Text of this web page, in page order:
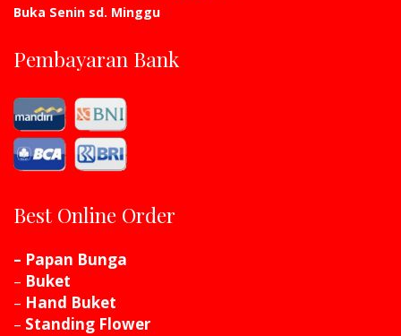
Buka Senin sd. Minggu
Pembayaran Bank
Best Online Order
– Papan Bunga
– Buket
– Hand Buket
– Standing Flower